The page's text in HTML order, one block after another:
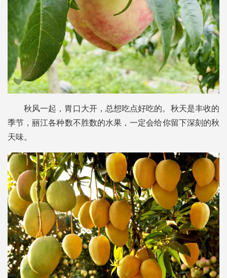
秋风一起，胃口大开，总想吃点好吃的。秋天是丰收的
季节，丽江各种数不胜数的水果，一定会给你留下深刻的秋
天味。